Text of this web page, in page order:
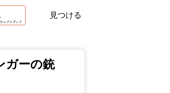
見つける
ガーの銃